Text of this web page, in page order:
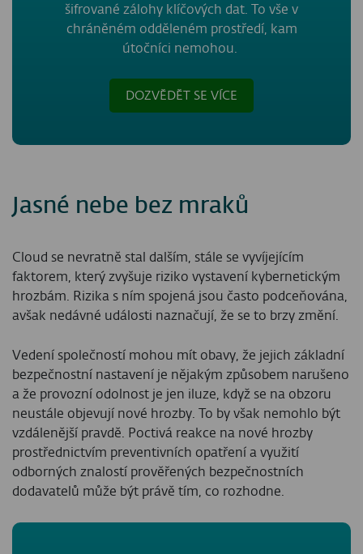
šifrované zálohy klíčových dat. To vše v
chráněném odděleném prostředí, kam
útočníci nemohou.
DOZVĚDĚT SE VÍCE
Jasné nebe bez mraků
Cloud se nevratně stal dalším, stále se vyvíjejícím
faktorem, který zvyšuje riziko vystavení kybernetickým
hrozbám. Rizika s ním spojená jsou často podceňována,
avšak nedávné události naznačují, že se to brzy změní.
Vedení společností mohou mít obavy, že jejich základní
bezpečnostní nastavení je nějakým způsobem narušeno
a že provozní odolnost je jen iluze, když se na obzoru
neustále objevují nové hrozby. To by však nemohlo být
vzdálenější pravdě. Poctivá reakce na nové hrozby
prostřednictvím preventivních opatření a využití
odborných znalostí prověřených bezpečnostních
dodavatelů může být právě tím, co rozhodne.